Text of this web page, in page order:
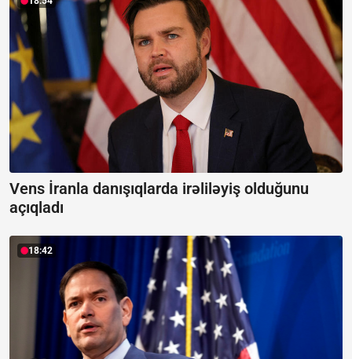
Vens İranla danışıqlarda irəliləyiş olduğunu
açıqladı
18:42